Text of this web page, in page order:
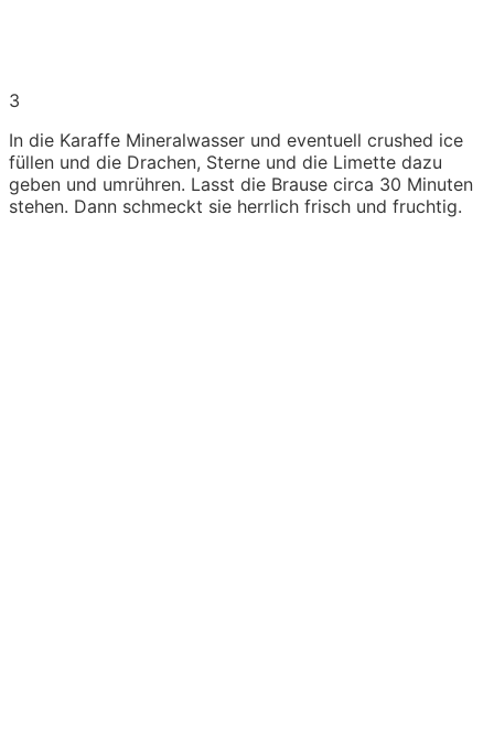
3
In die Karaffe Mineralwasser und eventuell crushed ice
füllen und die Drachen, Sterne und die Limette dazu
geben und umrühren. Lasst die Brause circa 30 Minuten
stehen. Dann schmeckt sie herrlich frisch und fruchtig.